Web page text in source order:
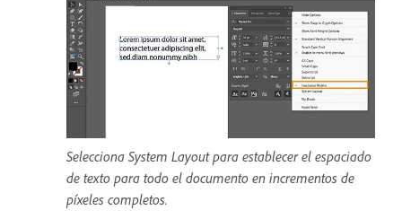
Selecciona System Layout para establecer el espaciado
de texto para todo el documento en incrementos de
píxeles completos.